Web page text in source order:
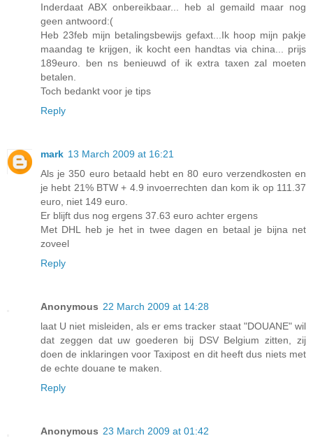
Inderdaat ABX onbereikbaar... heb al gemaild maar nog
geen antwoord:(
Heb 23feb mijn betalingsbewijs gefaxt...Ik hoop mijn pakje
maandag te krijgen, ik kocht een handtas via china... prijs
189euro. ben ns benieuwd of ik extra taxen zal moeten
betalen.
Toch bedankt voor je tips
Reply
mark 13 March 2009 at 16:21
Als je 350 euro betaald hebt en 80 euro verzendkosten en
je hebt 21% BTW + 4.9 invoerrechten dan kom ik op 111.37
euro, niet 149 euro.
Er blijft dus nog ergens 37.63 euro achter ergens
Met DHL heb je het in twee dagen en betaal je bijna net
zoveel
Reply
Anonymous 22 March 2009 at 14:28
laat U niet misleiden, als er ems tracker staat "DOUANE" wil
dat zeggen dat uw goederen bij DSV Belgium zitten, zij
doen de inklaringen voor Taxipost en dit heeft dus niets met
de echte douane te maken.
Reply
Anonymous 23 March 2009 at 01:42